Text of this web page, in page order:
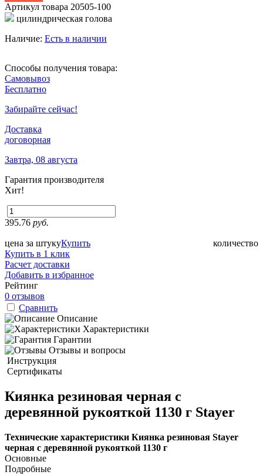
Артикул товара 20505-100
цилиндрическая голова
Наличие: Есть в наличии
Способы получения товара:
Самовывоз
Бесплатно
Забирайте сейчас!
Доставка
договорная
Завтра, 08 августа
Гарантия производителя
Хит!
395.76 руб.
цена за штуку количество
Купить
Купить в 1 клик
Расчет доставки
Добавить в избранное
Рейтинг
0 отзывов
Сравнить
Описание
Характеристики
Гарантии
Отзывы и вопросы
Инструкция
Сертификаты
Киянка резиновая черная с
деревянной рукояткой 1130 г Stayer
Технические характеристики Киянка резиновая Stayer
черная с деревянной рукояткой 1130 г
Основные
Подробные